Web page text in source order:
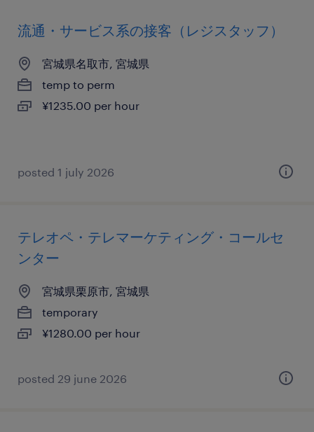
流通・サービス系の接客（レジスタッフ）
宮城県名取市, 宮城県
temp to perm
¥1235.00 per hour
posted 1 july 2026
テレオペ・テレマーケティング・コールセ
ンター
宮城県栗原市, 宮城県
temporary
¥1280.00 per hour
posted 29 june 2026